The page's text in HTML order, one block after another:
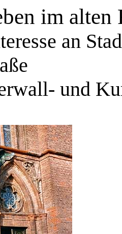
im alten
an
und